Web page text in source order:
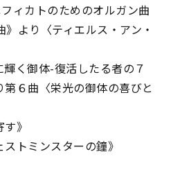
ィカトのためのオルガン曲
より〈ティエルス・アン・
く御体-復活したる者の７
６曲〈栄光の御体の喜びと
》
トミンスターの鐘》